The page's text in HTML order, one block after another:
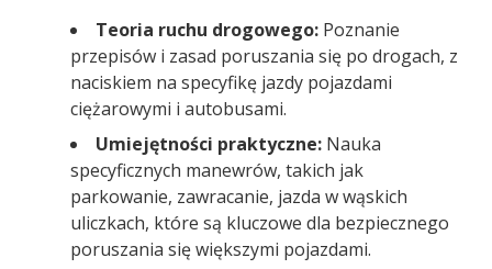
Teoria ruchu drogowego: Poznanie
przepisów i zasad poruszania się po drogach, z
naciskiem na specyfikę jazdy pojazdami
ciężarowymi i autobusami.
Umiejętności praktyczne: Nauka
specyficznych manewrów, takich jak
parkowanie, zawracanie, jazda w wąskich
uliczkach, które są kluczowe dla bezpiecznego
poruszania się większymi pojazdami.